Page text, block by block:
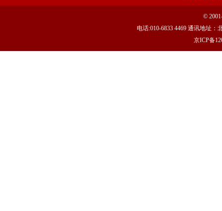
©
电话:010-6833 4469 通讯地址
京ICP备